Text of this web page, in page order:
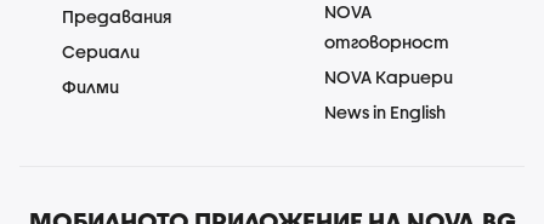
Предавания
Сериали
Филми
NOVA
отговорност
NOVA Кариери
News in English